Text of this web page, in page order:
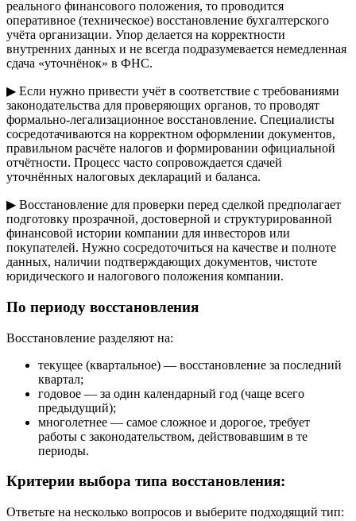
реального финансового положения, то проводится
оперативное (техническое) восстановление бухгалтерского
учёта организации. Упор делается на корректности
внутренних данных и не всегда подразумевается немедленная
сдача «уточнёнок» в ФНС.
▶ Если нужно привести учёт в соответствие с требованиями
законодательства для проверяющих органов, то проводят
формально-легализационное восстановление. Специалисты
сосредотачиваются на корректном оформлении документов,
правильном расчёте налогов и формировании официальной
отчётности. Процесс часто сопровождается сдачей
уточнённых налоговых деклараций и баланса.
▶ Восстановление для проверки перед сделкой предполагает
подготовку прозрачной, достоверной и структурированной
финансовой истории компании для инвесторов или
покупателей. Нужно сосредоточиться на качестве и полноте
данных, наличии подтверждающих документов, чистоте
юридического и налогового положения компании.
По периоду восстановления
Восстановление разделяют на:
текущее (квартальное) — восстановление за последний
квартал;
годовое — за один календарный год (чаще всего
предыдущий);
многолетнее — самое сложное и дорогое, требует
работы с законодательством, действовавшим в те
периоды.
Критерии выбора типа восстановления:
Ответьте на несколько вопросов и выберите подходящий тип: